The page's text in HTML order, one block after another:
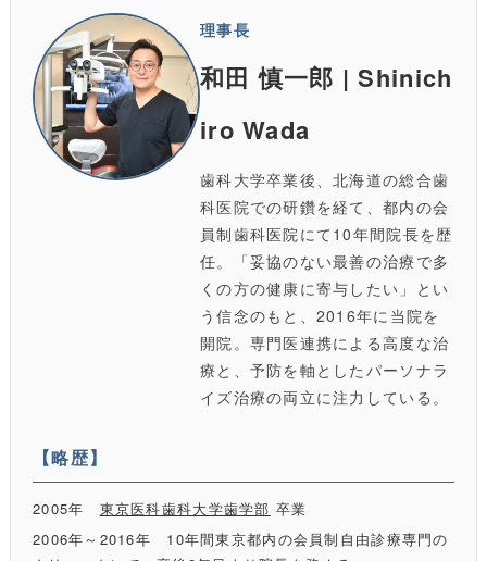
理事長
和田 慎一郎 | Shinich
iro Wada
歯科大学卒業後、北海道の総合歯
科医院での研鑽を経て、都内の会
員制歯科医院にて10年間院長を歴
任。「妥協のない最善の治療で多
くの方の健康に寄与したい」とい
う信念のもと、2016年に当院を
開院。専門医連携による高度な治
療と、予防を軸としたパーソナラ
イズ治療の両立に注力している。
【略歴】
2005年 東京医科歯科大学歯学部 卒業
2006年～2016年 10年間東京都内の会員制自由診療専門の